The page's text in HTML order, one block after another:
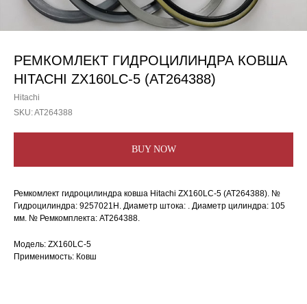
РЕМКОМЛЕКТ ГИДРОЦИЛИНДРА КОВША
HITACHI ZX160LC-5 (AT264388)
Hitachi
SKU:AT264388
BUY NOW
Ремкомлект гидроцилиндра ковша Hitachi ZX160LC-5 (AT264388). №
Гидроцилиндра: 9257021H. Диаметр штока: . Диаметр цилиндра: 105
мм. № Ремкомплекта: AT264388.
Модель: ZX160LC-5
Применимость: Ковш